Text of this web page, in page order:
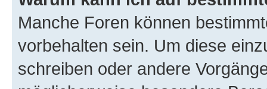
Manche Foren können
vorbehalten sein. Um diese
schreiben oder andere